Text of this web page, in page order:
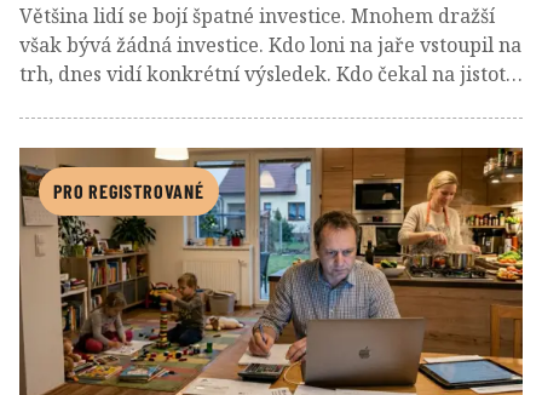
Většina lidí se bojí špatné investice. Mnohem dražší
však bývá žádná investice. Kdo loni na jaře vstoupil na
trh, dnes vidí konkrétní výsledek. Kdo čekal na jistotu,
peněz.
PRO REGISTROVANÉ